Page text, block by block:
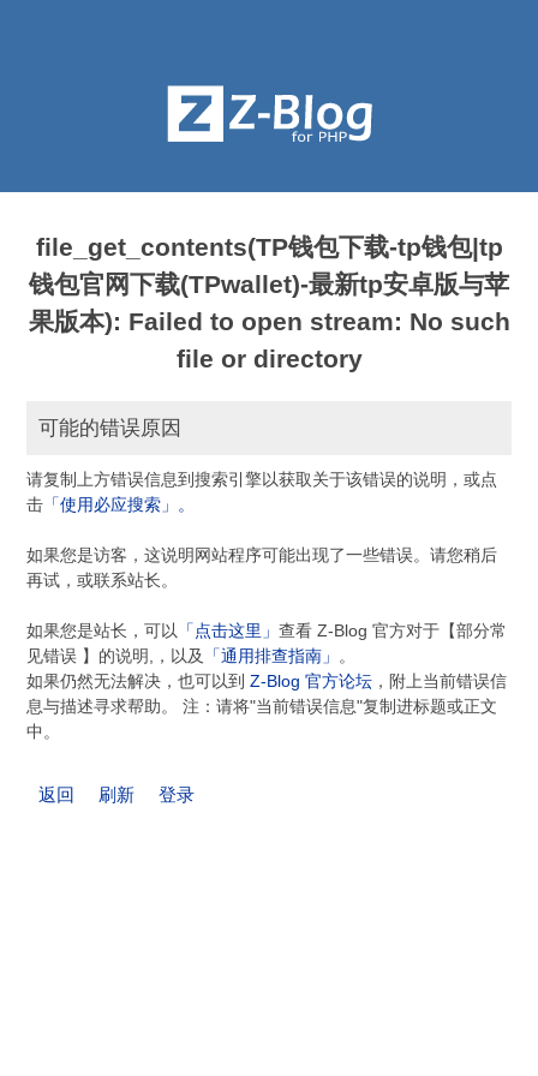
file_get_contents(TP钱包下载-tp钱包|tp
钱包官网下载(TPwallet)-最新tp安卓版与苹
果版本): Failed to open stream: No such
file or directory
可能的错误原因
请复制上方错误信息到搜索引擎以获取关于该错误的说明，或点
击 「使用必应搜索」。
如果您是访客，这说明网站程序可能出现了一些错误。请您稍后
再试，或联系站长。
如果您是站长，可以 「点击这里」查看 Z-Blog 官方对于【部分常
见错误 】的说明,，以及
「通用排查指南」 。
如果仍然无法解决，也可以到Z-Blog 官方论坛 ，附上当前错误信
息与描述寻求帮助。 注：请将"当前错误信息"复制进标题或正文
中。
返回 刷新 登录